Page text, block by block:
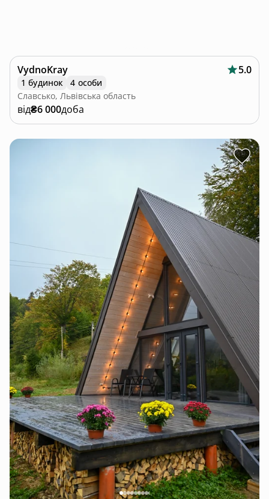
VydnoKray 5.0
1 будинок
4 особи
Славсько, Львівська область
від₴6 000доба